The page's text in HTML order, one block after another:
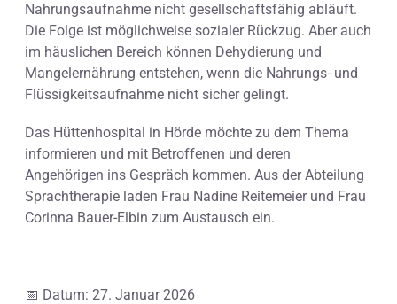
Nahrungsaufnahme nicht gesellschaftsfähig abläuft.
Die Folge ist möglichweise sozialer Rückzug. Aber auch
im häuslichen Bereich können Dehydierung und
Mangelernährung entstehen, wenn die Nahrungs- und
Flüssigkeitsaufnahme nicht sicher gelingt.
Das Hüttenhospital in Hörde möchte zu dem Thema
informieren und mit Betroffenen und deren
Angehörigen ins Gespräch kommen. Aus der Abteilung
Sprachtherapie laden Frau Nadine Reitemeier und Frau
Corinna Bauer-Elbin zum Austausch ein.
📅 Datum: 27. Januar 2026